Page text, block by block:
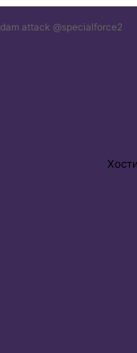
dam attack @specialforce2